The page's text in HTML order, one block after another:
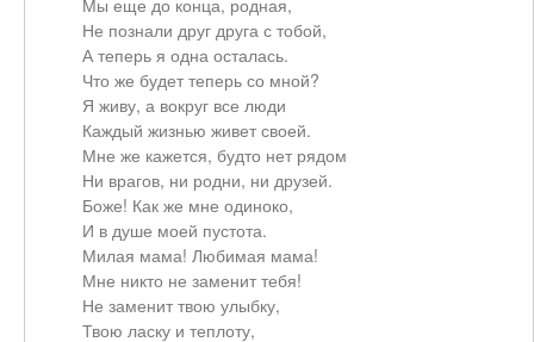
Мы еще до конца, родная,
Не познали друг друга с тобой,
А теперь я одна осталась.
Что же будет теперь со мной?
Я живу, а вокруг все люди
Каждый жизнью живет своей.
Мне же кажется, будто нет рядом
Ни врагов, ни родни, ни друзей.
Боже! Как же мне одиноко,
И в душе моей пустота.
Милая мама! Любимая мама!
Мне никто не заменит тебя!
Не заменит твою улыбку,
Твою ласку и теплоту,